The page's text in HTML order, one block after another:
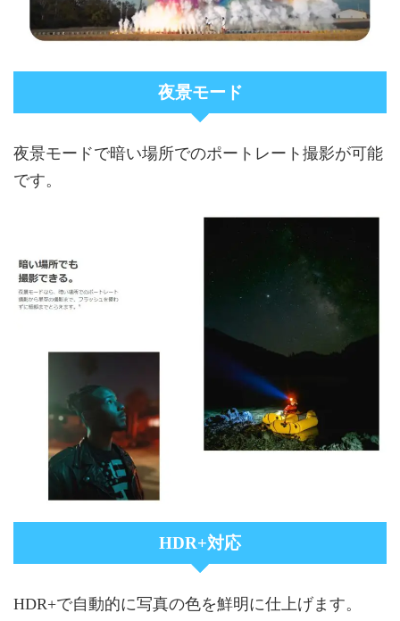
夜景モード
夜景モードで暗い場所でのポートレート撮影が可能
です。
HDR+対応
HDR+で自動的に写真の色を鮮明に仕上げます。